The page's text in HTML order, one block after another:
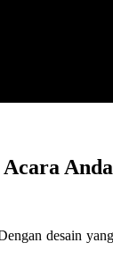
Anda
desain